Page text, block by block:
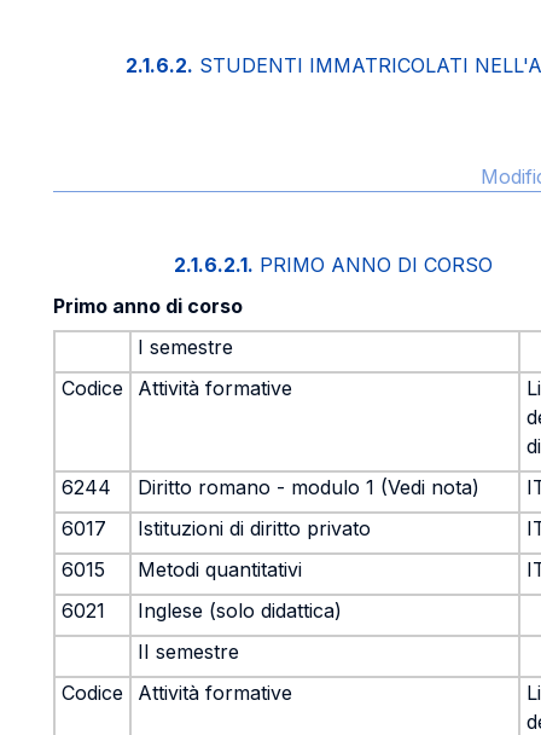
2.1.6.2. STUDENTI IMMATRICOLATI
2.1.6.2.1. PRIMO ANNO DI CORSO
Primo anno di corso
I semestre
Codice
Attività formative
6244
Diritto romano - modulo 1 (Vedi nota)
6017
Istituzioni di diritto privato
6015
Metodi quantitativi
6021
Inglese (solo didattica)
II semestre
Codice
Attività formative